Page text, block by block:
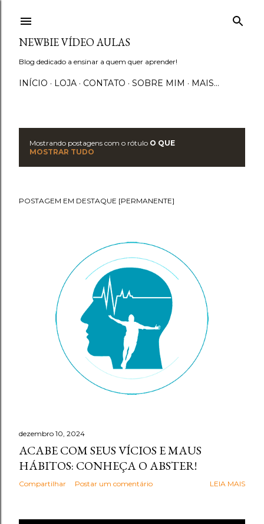
NEWBIE VÍDEO AULAS
Blog dedicado a ensinar a quem quer aprender!
INÍCIO LOJA CONTATO SOBRE MIM MAIS…
s
Mostrando postagens com o rótulo O QUE
MOSTRAR TUDO
POSTAGEM EM DESTAQUE [PERMANENTE]
dezembro 10, 2024
ACABE COM SEUS VÍCIOS E MAUS
HÁBITOS: CONHEÇA O ABSTER!
Compartilhar Postar um comentário LEIA MAIS